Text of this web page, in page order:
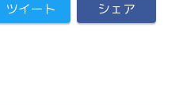
ツイート シェア